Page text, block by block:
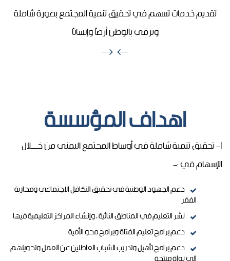
تقديم خدمات تسهم في تحقيق تنمية المجتمع بصورة شاملة
وترقى بالوطن أرضاً وإنساناً
اهداف المؤسسة
1- تحقيق تنمية شاملة في أوساط المجتمع اليمني من خــــــلال
الإسهام في :-
دعم الجهود الوطنية في تحقيق التكافل الاجتماعي ومحاربة
الفقر
نشر التعليم في المناطق النائية ، وإنشاء المراكز التعليمية فيها
دعم برامج تعليم الفتاة وبرامج محو الأمية
دعم برامج تأهيل وتدريب الشباب العاطلين عن العمل وتحويلهم
إلى نواة منتجة